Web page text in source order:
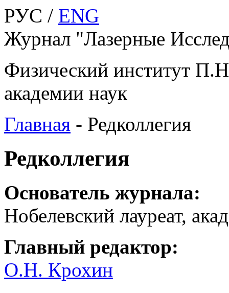
РУС / ENG
Журнал "Лазерные
Физический институт
академии наук
Главная - Редколлегия
Редколлегия
Основатель журнала:
Нобелевский лауреат,
Главный редактор:
О.Н. Крохин